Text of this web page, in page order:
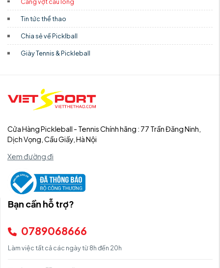
Tin tức thể thao
Chia sẻ về Picklball
Giày Tennis & Pickleball
Cửa Hàng Pickleball - Tennis Chính hãng : 77 Trần Đăng Ninh,
Dịch Vọng, Cầu Giấy, Hà Nội
Xem đường đi
Bạn cần hỗ trợ?
0789068666
Làm việc tất cả các ngày từ 8h đến 20h